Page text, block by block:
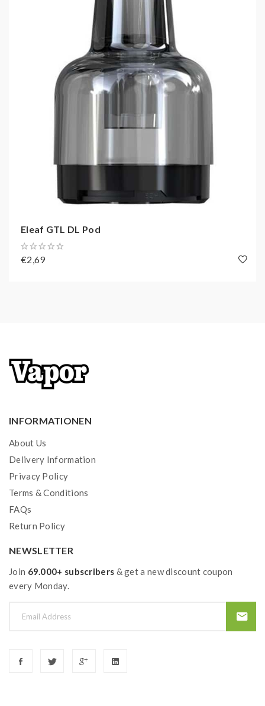
Eleaf GTL DL Pod
€2,69
INFORMATIONEN
About Us
Delivery Information
Privacy Policy
Terms & Conditions
FAQs
Return Policy
NEWSLETTER
Join 69.000+ subscribers & get a new discount coupon
every Monday.